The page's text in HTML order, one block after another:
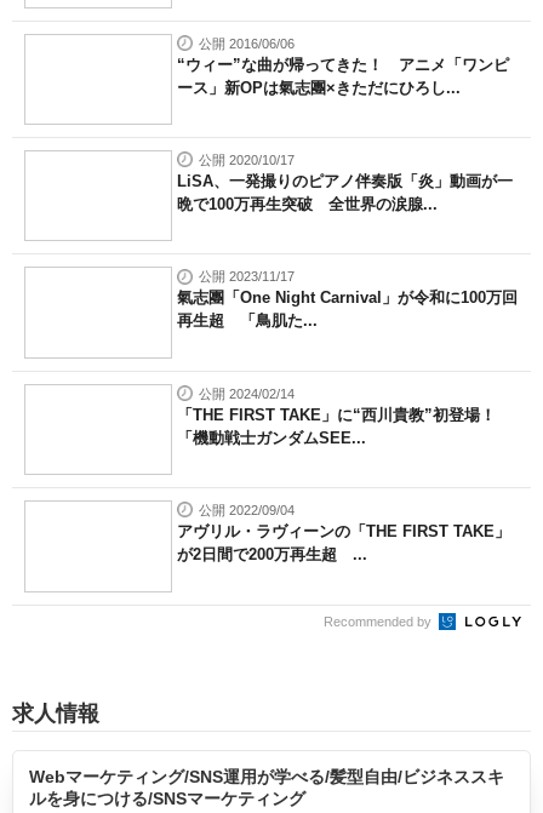
公開 2016/06/06
“ウィー”な曲が帰ってきた！ アニメ「ワンピ
ース」新OPは氣志團×きただにひろし...
公開 2020/10/17
LiSA、一発撮りのピアノ伴奏版「炎」動画が一
晩で100万再生突破 全世界の涙腺...
公開 2023/11/17
氣志團「One Night Carnival」が令和に100万回
再生超 「鳥肌た...
公開 2024/02/14
「THE FIRST TAKE」に“西川貴教”初登場！
「機動戦士ガンダムSEE...
公開 2022/09/04
アヴリル・ラヴィーンの「THE FIRST TAKE」
が2日間で200万再生超 ...
Recommended by
求人情報
Webマーケティング/SNS運用が学べる/髪型自由/ビジネススキ
ルを身につける/SNSマーケティング